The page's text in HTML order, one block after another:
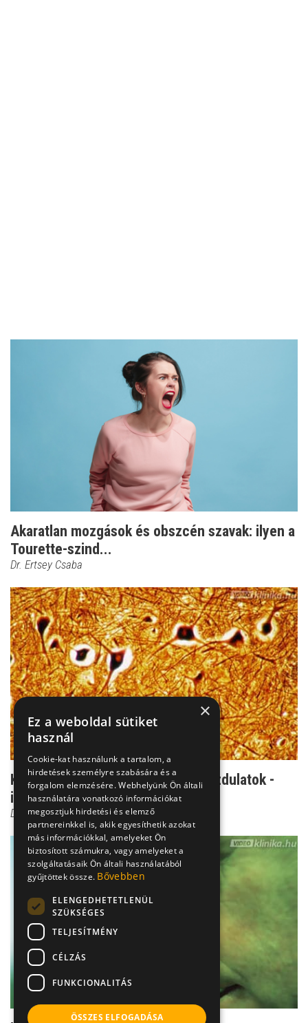
Akaratlan mozgások és obszcén szavak: ilyen a
Tourette-szind...
Dr. Ertsey Csaba
Káromkodás és irányíthatatlan mozdulatok -
ilyen a Tourette-...
Dr. Kiss Gábor
×
Ez a weboldal sütiket
használ
Cookie-kat használunk a tartalom, a
hirdetések személyre szabására és a
forgalom elemzésére. Webhelyünk Ön általi
használatára vonatkozó információkat
megosztjuk hirdetési és elemző
partnereinkkel is, akik egyesíthetik azokat
más információkkal, amelyeket Ön
biztosított számukra, vagy amelyeket a
szolgáltatásaik Ön általi használatából
gyűjtöttek össze. Bővebben
ELENGEDHETETLENÜL
SZÜKSÉGES
TELJESÍTMÉNY
CÉLZÁS
FUNKCIONALITÁS
ÖSSZES ELFOGADÁSA